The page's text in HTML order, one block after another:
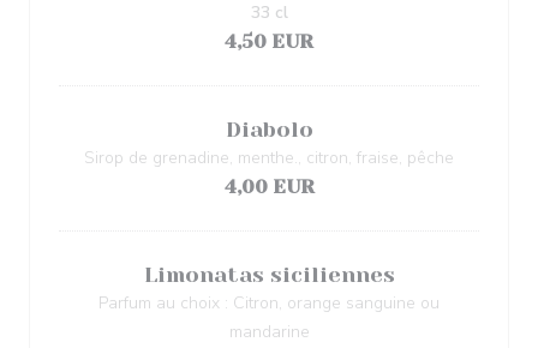
4,50 EUR
33 cl
Diabolo
Sirop de grenadine, menthe., citron, fraise, pêche
4,00 EUR
Limonatas siciliennes
Parfum au choix : Citron, orange sanguine ou
mandarine